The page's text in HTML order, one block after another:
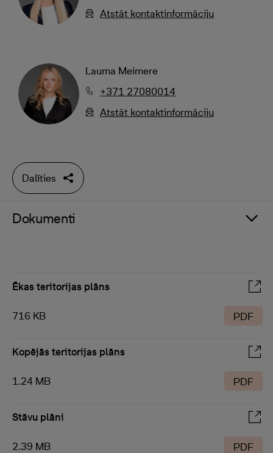
Atstāt kontaktinformāciju
Lauma Meimere
+371 27080014
Atstāt kontaktinformāciju
Dalīties
Dokumenti
Ēkas teritorijas plāns
716 KB PDF
Kopējās teritorijas plāns
1.24 MB PDF
Stāvu plāni
2.39 MB PDF